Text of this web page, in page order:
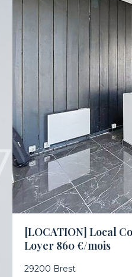
[LOCATION] Local
Loyer 860 €/mois
29200 Brest